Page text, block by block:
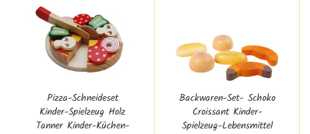
Pizza-Schneideset
Kinder-Spielzeug Holz
Tanner Kinder-Küchen-
Backwaren-Set- Schoko
Croissant Kinder-
Spielzeug-Lebensmittel